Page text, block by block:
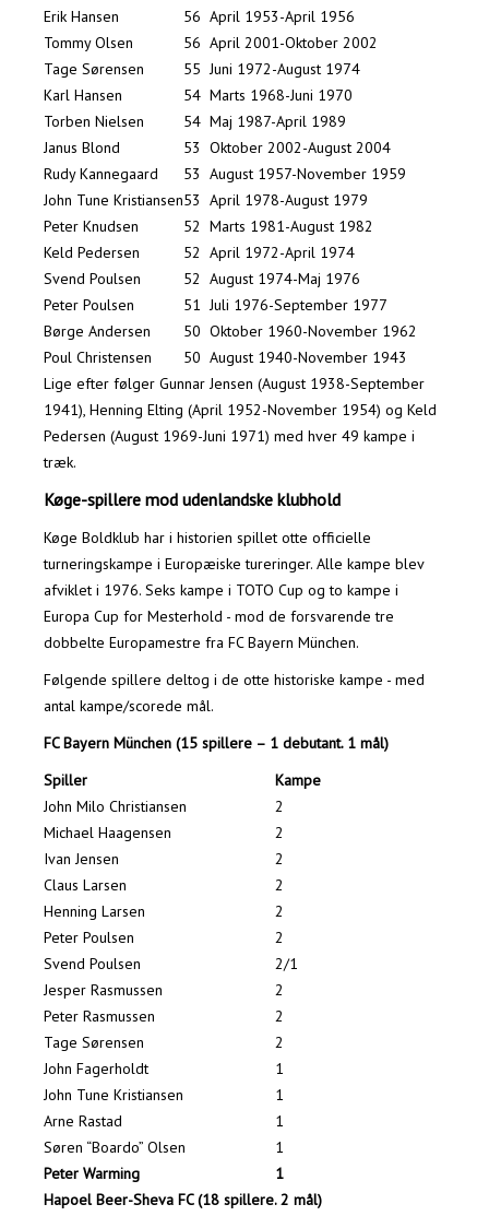
Erik Hansen
56 April 1953-April 1956
Tommy Olsen
56 April 2001-Oktober 2002
Tage Sørensen
55 Juni 1972-August 1974
Karl Hansen
54 Marts 1968-Juni 1970
Torben Nielsen
54 Maj 1987-April 1989
Janus Blond
53 Oktober 2002-August 2004
Rudy Kannegaard
53 August 1957-November 1959
John Tune Kristiansen53 April 1978-August 1979
Peter Knudsen
52 Marts 1981-August 1982
Keld Pedersen
52 April 1972-April 1974
Svend Poulsen
52 August 1974-Maj 1976
Peter Poulsen
51 Juli 1976-September 1977
Børge Andersen
50 Oktober 1960-November 1962
Poul Christensen
50 August 1940-November 1943
Lige efter følger Gunnar Jensen (August 1938-September
1941), Henning Elting (April 1952-November 1954) og Keld
Pedersen (August 1969-Juni 1971) med hver 49 kampe i
træk.
Køge-spillere mod udenlandske klubhold
Køge Boldklub har i historien spillet otte officielle
turneringskampe i Europæiske tureringer. Alle kampe blev
afviklet i 1976. Seks kampe i TOTO Cup og to kampe i
Europa Cup for Mesterhold - mod de forsvarende tre
dobbelte Europamestre fra FC Bayern München.
Følgende spillere deltog i de otte historiske kampe - med
antal kampe/scorede mål.
FC Bayern München (15 spillere – 1 debutant. 1 mål)
Spiller
Kampe
John Milo Christiansen
2
Michael Haagensen
2
Ivan Jensen
2
Claus Larsen
2
Henning Larsen
2
Peter Poulsen
2
Svend Poulsen
2/1
Jesper Rasmussen
2
Peter Rasmussen
2
Tage Sørensen
2
John Fagerholdt
1
John Tune Kristiansen
1
Arne Rastad
1
Søren “Boardo” Olsen
1
Peter Warming
1
Hapoel Beer-Sheva FC(18 spillere. 2 mål)